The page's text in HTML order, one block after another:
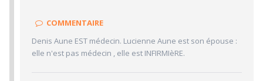
1/10 Ponctualité/Temps en salle d'attente/Retard
COMMENTAIRE
Denis Aune EST médecin. Lucienne Aune est son épouse :
elle n'est pas médecin , elle est INFIRMIèRE.